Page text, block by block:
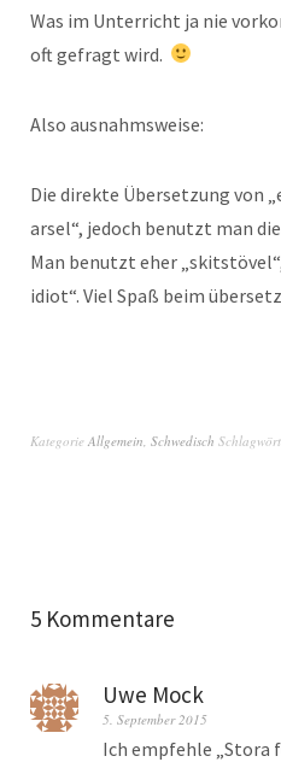
Was im Unterricht ja nie
oft gefragt wird.
Also ausnahmsweise:
Die direkte Übersetzung von
arsel“, jedoch benutzt man
Man benutzt eher
idiot“. Viel Spaß beim
Kategorie Allgemein Schwedisch
5 Kommentare
Uwe Mock
5. September 2015
Ich empfehle „Stora